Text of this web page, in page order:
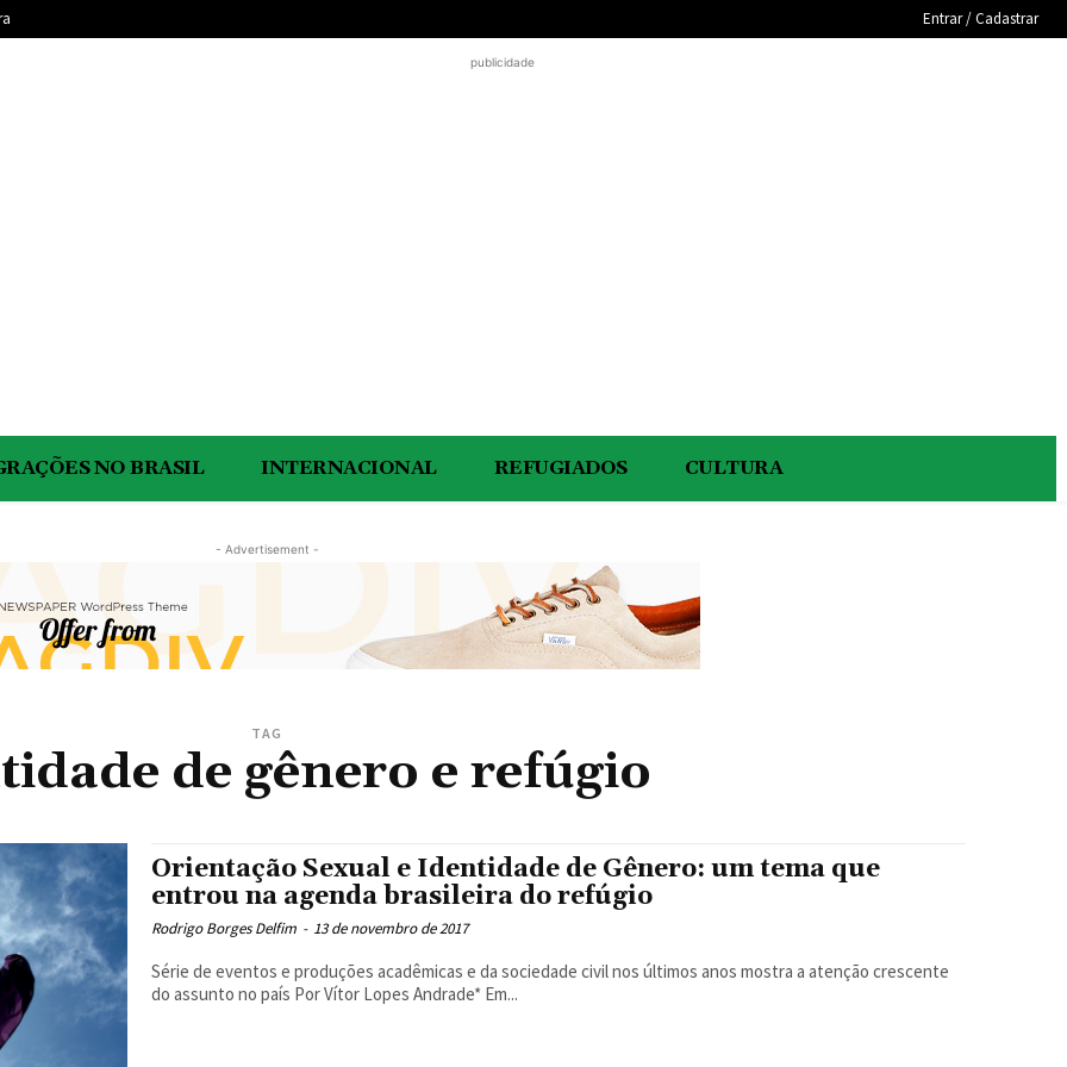
Entrar / Cadastrar
publicidade
NO BRASIL INTERNACIONAL REFUGIADOS CULTURA
- Advertisement -
TAG
de gênero e refúgio
Orientação Sexual e Identidade de Gênero: um tema que
entrou na agenda brasileira do refúgio
Rodrigo Borges Delfim - 13 de novembro de 2017
Série de eventos e produções acadêmicas e da sociedade civil nos últimos anos mostra a atenção crescente
do assunto no país Por Vítor Lopes Andrade* Em...